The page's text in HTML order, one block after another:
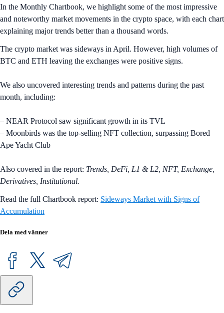
In the Monthly Chartbook, we highlight some of the most impressive
and noteworthy market movements in the crypto space, with each chart
explaining major trends better than a thousand words.
The crypto market was sideways in April. However, high volumes of
BTC and ETH leaving the exchanges were positive signs.
We also uncovered interesting trends and patterns during the past
month, including:
– NEAR Protocol saw significant growth in its TVL
– Moonbirds was the top-selling NFT collection, surpassing Bored
Ape Yacht Club
Also covered in the report: Trends, DeFi, L1 & L2, NFT, Exchange,
Derivatives, Institutional.
Read the full Chartbook report: Sideways Market with Signs of
Accumulation
Dela med vänner